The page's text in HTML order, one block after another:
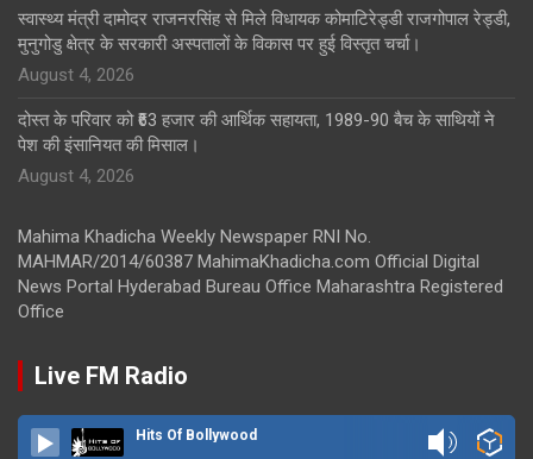
स्वास्थ्य मंत्री दामोदर राजनरसिंह से मिले विधायक कोमाटिरेड्डी राजगोपाल रेड्डी,
मुनुगोडु क्षेत्र के सरकारी अस्पतालों के विकास पर हुई विस्तृत चर्चा।
August 4, 2026
दोस्त के परिवार को ₹63 हजार की आर्थिक सहायता, 1989-90 बैच के साथियों ने
पेश की इंसानियत की मिसाल।
August 4, 2026
Mahima Khadicha Weekly Newspaper RNI No.
MAHMAR/2014/60387 MahimaKhadicha.com Official Digital
News Portal Hyderabad Bureau Office Maharashtra Registered
Office
Live FM Radio
Hits Of Bollywood